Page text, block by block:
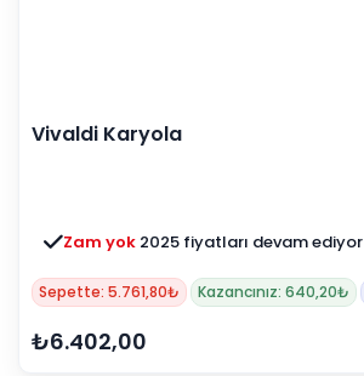
Vivaldi Karyola
Zam yok 2025 fiyatları devam ediyor
Sepette: 5.761,80₺ Kazancınız: 640,20₺
₺6.402,00